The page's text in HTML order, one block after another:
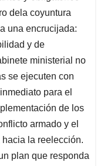
dela coyuntura
una encrucijada:
y de
ministerial no
se ejecuten con
para el
de los
armado y el
la reelección.
plan que responda